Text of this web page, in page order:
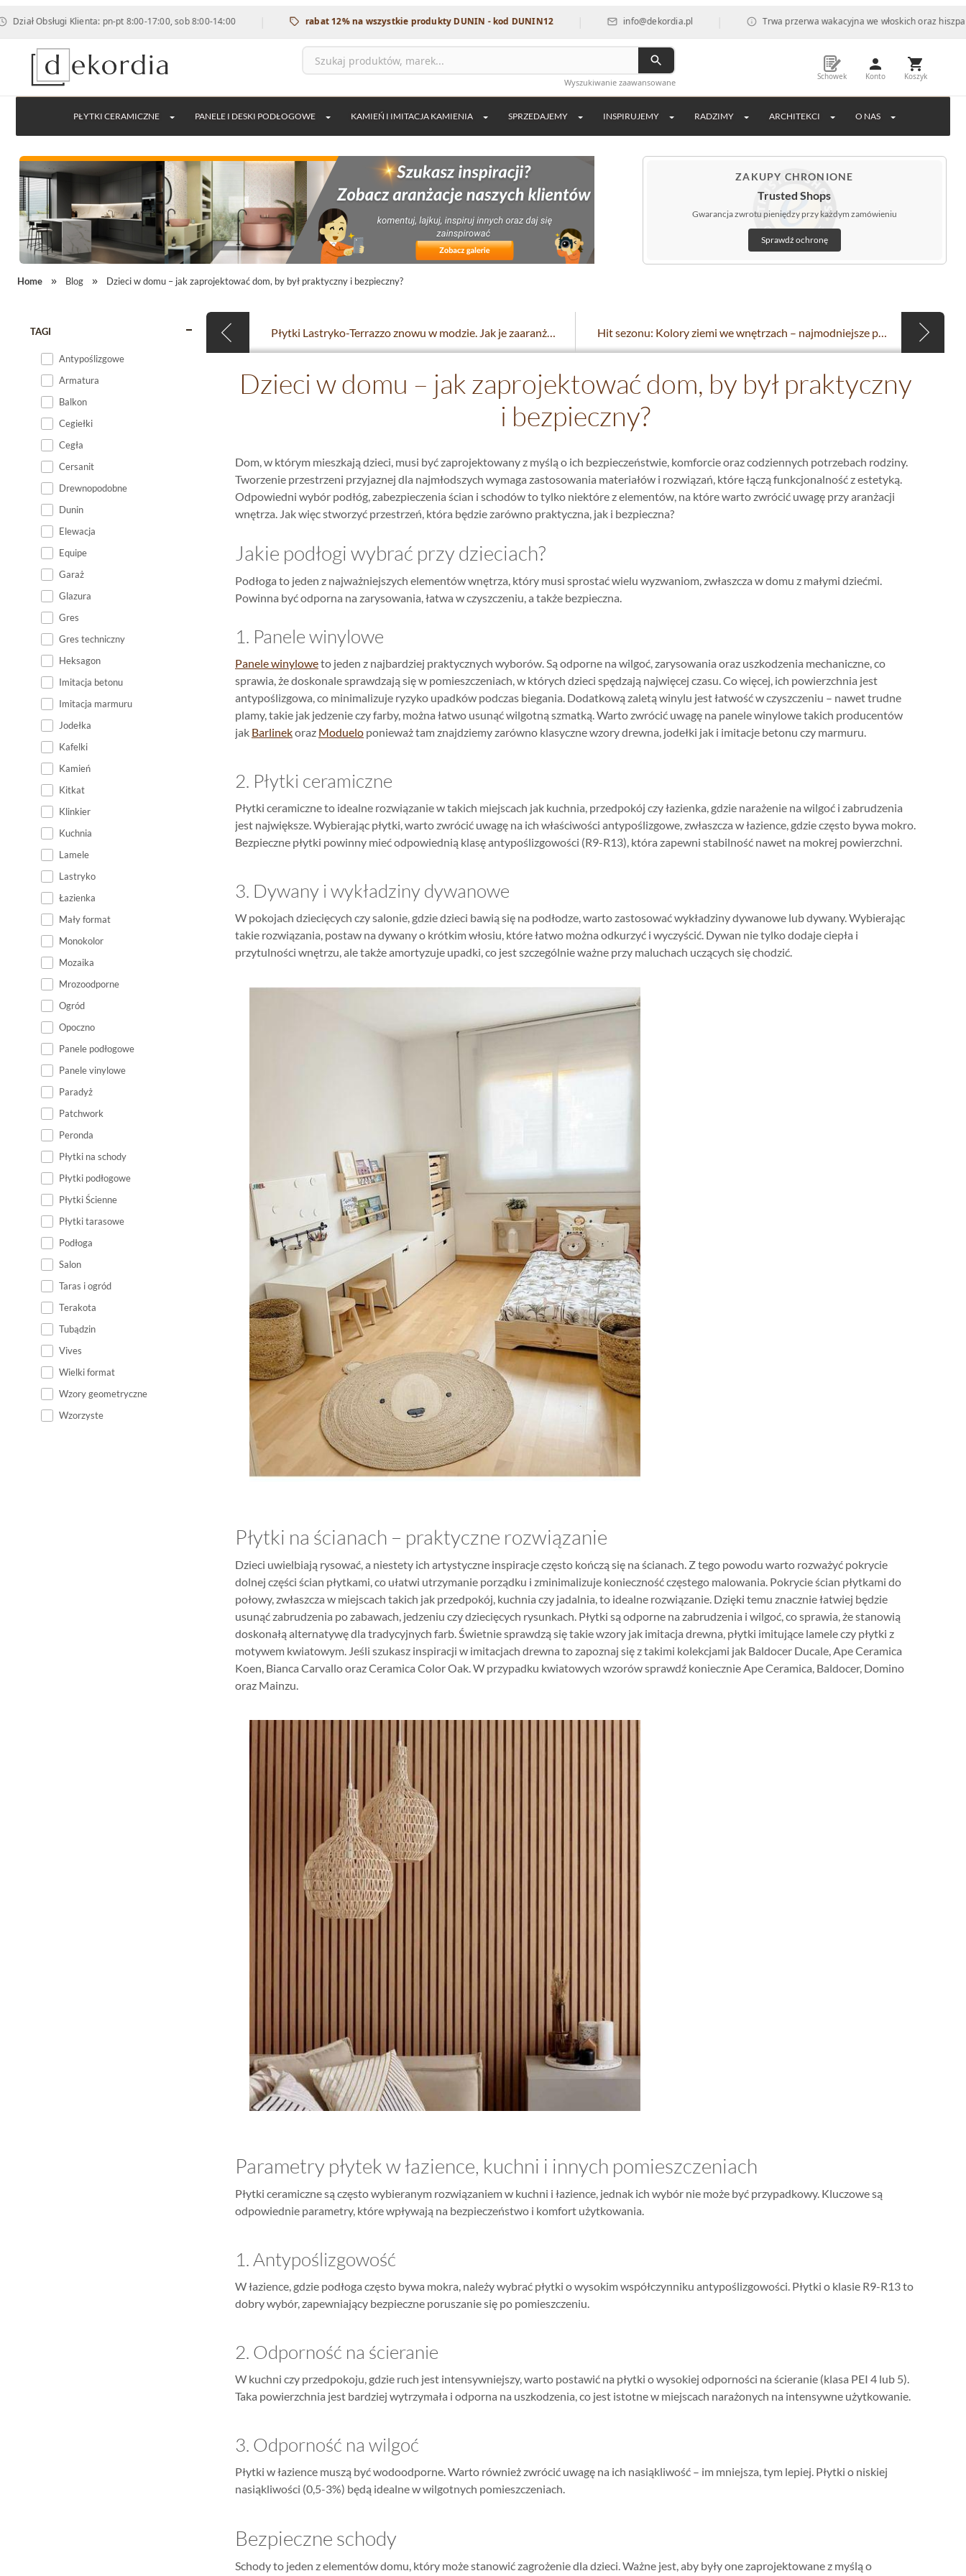
Klienta: pn-pt 8:00-17:00, sob 8:00-14:00 | rabat 12% na wszystkie produkty DUNIN - kod DUNIN12 | info@dekordia.pl | Trwa przerwa wakacyjna we włoskich oraz hiszpańskich
Wyszukiwanie zaawansowane
Schowek Konto Koszyk
PŁYTKI CERAMICZNE PANELE I DESKI PODŁOGOWE KAMIEŃ I IMITACJA KAMIENIA SPRZEDAJEMY INSPIRUJEMY RADZIMY ARCHITEKCI O NAS
ZAKUPY CHRONIONE
Trusted Shops
Gwarancja zwrotu pieniędzy przy każdym zamówieniu
Sprawdź ochronę
Home Blog Dzieci w domu – jak zaprojektować dom, by był praktyczny i bezpieczny?
TAGI
Antypoślizgowe
Armatura
Balkon
Cegiełki
Cegła
Cersanit
Drewnopodobne
Dunin
Elewacja
Equipe
Garaż
Glazura
Gres
Gres techniczny
Heksagon
Imitacja betonu
Imitacja marmuru
Jodełka
Kafelki
Kamień
Kitkat
Klinkier
Kuchnia
Lamele
Lastryko
Łazienka
Mały format
Monokolor
Mozaika
Mrozoodporne
Ogród
Opoczno
Panele podłogowe
Panele vinylowe
Paradyż
Patchwork
Peronda
Płytki na schody
Płytki podłogowe
Płytki Ścienne
Płytki tarasowe
Podłoga
Salon
Taras i ogród
Terakota
Tubądzin
Vives
Wielki format
Wzory geometryczne
Wzorzyste
Płytki Lastryko-Terrazzo znowu w modzie. Jak je zaaranżować? Hit sezonu: Kolory ziemi we wnętrzach – najmodniejsze połączenia
Dzieci w domu – jak zaprojektować dom, by był praktyczny
i bezpieczny?
Dom, w którym mieszkają dzieci, musi być zaprojektowany z myślą o ich bezpieczeństwie, komforcie oraz codziennych potrzebach rodziny.
Tworzenie przestrzeni przyjaznej dla najmłodszych wymaga zastosowania materiałów i rozwiązań, które łączą funkcjonalność z estetyką.
Odpowiedni wybór podłóg, zabezpieczenia ścian i schodów to tylko niektóre z elementów, na które warto zwrócić uwagę przy aranżacji
wnętrza. Jak więc stworzyć przestrzeń, która będzie zarówno praktyczna, jak i bezpieczna?
Jakie podłogi wybrać przy dzieciach?
Podłoga to jeden z najważniejszych elementów wnętrza, który musi sprostać wielu wyzwaniom, zwłaszcza w domu z małymi dziećmi.
Powinna być odporna na zarysowania, łatwa w czyszczeniu, a także bezpieczna.
1. Panele winylowe
Panele winyloweto jeden z najbardziej praktycznych wyborów. Są odporne na wilgoć, zarysowania oraz uszkodzenia mechaniczne, co
sprawia, że doskonale sprawdzają się w pomieszczeniach, w których dzieci spędzają najwięcej czasu. Co więcej, ich powierzchnia jest
antypoślizgowa, co minimalizuje ryzyko upadków podczas biegania. Dodatkową zaletą winylu jest łatwość w czyszczeniu – nawet trudne
plamy, takie jak jedzenie czy farby, można łatwo usunąć wilgotną szmatką. Warto zwrócić uwagę na panele winylowe takich producentów
jak Barlinekoraz Moduelo ponieważ tam znajdziemy zarówno klasyczne wzory drewna, jodełki jak i imitacje betonu czy marmuru.
2. Płytki ceramiczne
Płytki ceramiczne to idealne rozwiązanie w takich miejscach jak kuchnia, przedpokój czy łazienka, gdzie narażenie na wilgoć i zabrudzenia
jest największe. Wybierając płytki, warto zwrócić uwagę na ich właściwości antypoślizgowe, zwłaszcza w łazience, gdzie często bywa mokro.
Bezpieczne płytki powinny mieć odpowiednią klasę antypoślizgowości (R9-R13), która zapewni stabilność nawet na mokrej powierzchni.
3. Dywany i wykładziny dywanowe
W pokojach dziecięcych czy salonie, gdzie dzieci bawią się na podłodze, warto zastosować wykładziny dywanowe lub dywany. Wybierając
takie rozwiązania, postaw na dywany o krótkim włosiu, które łatwo można odkurzyć i wyczyścić. Dywan nie tylko dodaje ciepła i
przytulności wnętrzu, ale także amortyzuje upadki, co jest szczególnie ważne przy maluchach uczących się chodzić.
Płytki na ścianach – praktyczne rozwiązanie
Dzieci uwielbiają rysować, a niestety ich artystyczne inspiracje często kończą się na ścianach. Z tego powodu warto rozważyć pokrycie
dolnej części ścian płytkami, co ułatwi utrzymanie porządku i zminimalizuje konieczność częstego malowania. Pokrycie ścian płytkami do
połowy, zwłaszcza w miejscach takich jak przedpokój, kuchnia czy jadalnia, to idealne rozwiązanie. Dzięki temu znacznie łatwiej będzie
usunąć zabrudzenia po zabawach, jedzeniu czy dziecięcych rysunkach. Płytki są odporne na zabrudzenia i wilgoć, co sprawia, że stanowią
doskonałą alternatywę dla tradycyjnych farb. Świetnie sprawdzą się takie wzory jak imitacja drewna, płytki imitujące lamele czy płytki z
motywem kwiatowym. Jeśli szukasz inspiracji w imitacjach drewna to zapoznaj się z takimi kolekcjami jak Baldocer Ducale, Ape Ceramica
Koen, Bianca Carvallo oraz Ceramica Color Oak. W przypadku kwiatowych wzorów sprawdź koniecznie Ape Ceramica, Baldocer, Domino
oraz Mainzu.
Parametry płytek w łazience, kuchni i innych pomieszczeniach
Płytki ceramiczne są często wybieranym rozwiązaniem w kuchni i łazience, jednak ich wybór nie może być przypadkowy. Kluczowe są
odpowiednie parametry, które wpływają na bezpieczeństwo i komfort użytkowania.
1. Antypoślizgowość
W łazience, gdzie podłoga często bywa mokra, należy wybrać płytki o wysokim współczynniku antypoślizgowości. Płytki o klasie R9-R13 to
dobry wybór, zapewniający bezpieczne poruszanie się po pomieszczeniu.
2. Odporność na ścieranie
W kuchni czy przedpokoju, gdzie ruch jest intensywniejszy, warto postawić na płytki o wysokiej odporności na ścieranie (klasa PEI 4 lub 5).
Taka powierzchnia jest bardziej wytrzymała i odporna na uszkodzenia, co jest istotne w miejscach narażonych na intensywne użytkowanie.
3. Odporność na wilgoć
Płytki w łazience muszą być wodoodporne. Warto również zwrócić uwagę na ich nasiąkliwość – im mniejsza, tym lepiej. Płytki o niskiej
nasiąkliwości (0,5-3%) będą idealne w wilgotnych pomieszczeniach.
Bezpieczne schody
Schody to jeden z elementów domu, który może stanowić zagrożenie dla dzieci. Ważne jest, aby były one zaprojektowane z myślą o